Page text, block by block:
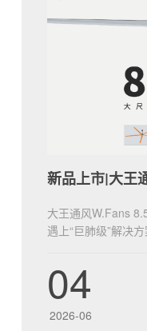
大王通风W.Fans
遇上“巨肺级”解决
心，还是会展场馆
盖、强动力、低能
“自然风级.....
04
2026-06